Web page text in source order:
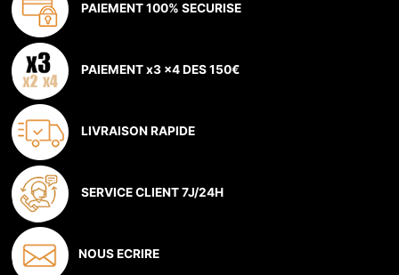
PAIEMENT 100% SECURISE
PAIEMENT x3 x4 DES 150€
LIVRAISON RAPIDE
SERVICE CLIENT 7J/24H
NOUS ECRIRE